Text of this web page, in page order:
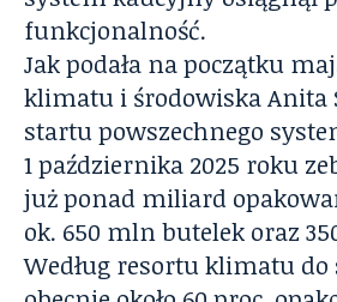
funkcjonalność.
Jak podała na początku
klimatu i środowiska Anita
startu powszechnego
1 października 2025 roku
już ponad miliard
ok. 650 mln butelek oraz
Według resortu klimatu